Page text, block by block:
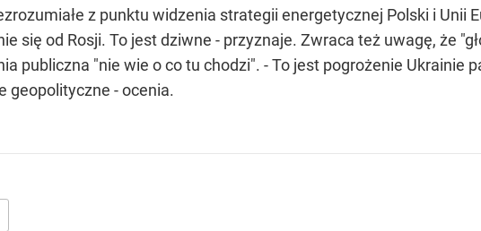
z punktu widzenia strategii energetycznej Polski i Unii
się od Rosji. To jest dziwne - przyznaje. Zwraca też uwagę, że
publiczna "nie wie o co tu chodzi". - To jest pogrożenie Ukrainie
geopolityczne - ocenia.